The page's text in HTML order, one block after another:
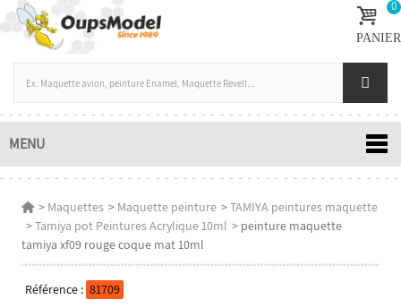
0
PANIER
MENU
> Maquettes > Maquette peinture >TAMIYA peintures maquette
>Tamiya pot Peintures Acrylique 10ml > peinture maquette
tamiya xf09 rouge coque mat 10ml
Référence : 81709